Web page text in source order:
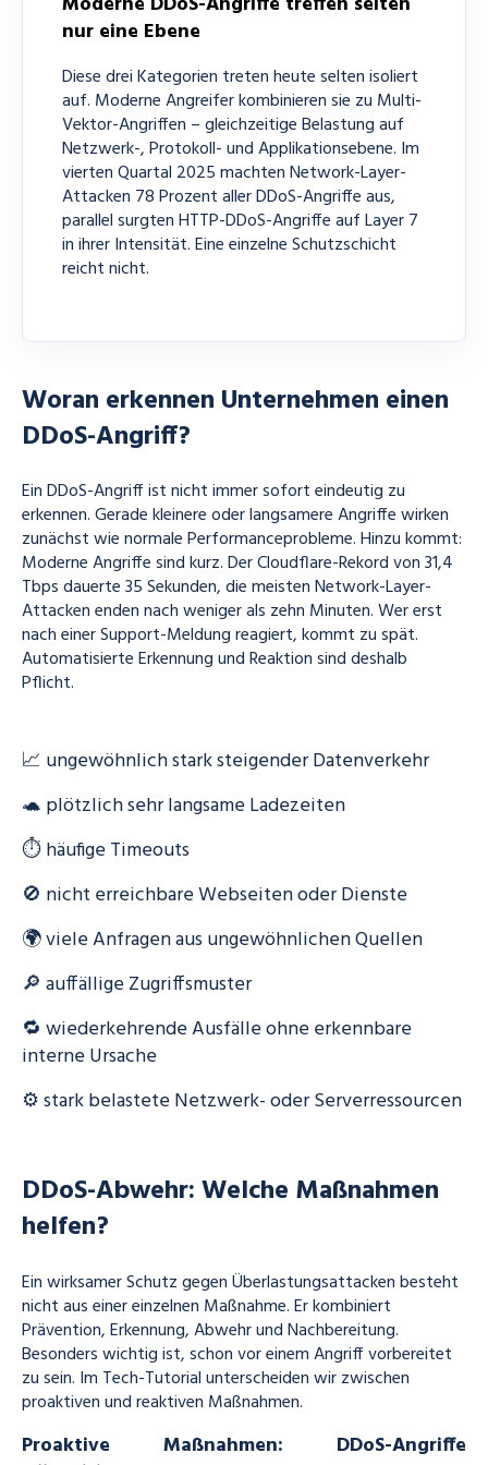
Bandbreitenangriffe, können aber trotzdem großen
Schaden verursachen. Der Grund: Die Anfragen wirken
auf den ersten Blick häufig legitim. Sie belasten jedoch
gezielt Funktionen, die für die Anwendung besonders
ressourcenintensiv sind.
nur eine Ebene
Diese drei Kategorien treten heute selten isoliert
auf. Moderne Angreifer kombinieren sie zu Multi-
Vektor-Angriffen – gleichzeitige Belastung auf
Netzwerk-, Protokoll- und Applikationsebene. Im
vierten Quartal 2025 machten Network-Layer-
Attacken 78 Prozent aller DDoS-Angriffe aus,
parallel surgten HTTP-DDoS-Angriffe auf Layer 7
in ihrer Intensität. Eine einzelne Schutzschicht
reicht nicht.
Woran erkennen Unternehmen einen
DDoS-Angriff?
Ein DDoS-Angriff ist nicht immer sofort eindeutig zu
erkennen. Gerade kleinere oder langsamere Angriffe wirken
zunächst wie normale Performanceprobleme. Hinzu kommt:
Moderne Angriffe sind kurz. Der Cloudflare-Rekord von 31,4
Tbps dauerte 35 Sekunden, die meisten Network-Layer-
Attacken enden nach weniger als zehn Minuten. Wer erst
nach einer Support-Meldung reagiert, kommt zu spät.
Automatisierte Erkennung und Reaktion sind deshalb
Pflicht.
📈 ungewöhnlich stark steigender Datenverkehr
🐢 plötzlich sehr langsame Ladezeiten
⏱️ häufige Timeouts
🚫 nicht erreichbare Webseiten oder Dienste
🌍 viele Anfragen aus ungewöhnlichen Quellen
🔎 auffällige Zugriffsmuster
🔁 wiederkehrende Ausfälle ohne erkennbare
interne Ursache
⚙️ stark belastete Netzwerk- oder Serverressourcen
DDoS-Abwehr: Welche Maßnahmen
helfen?
Ein wirksamer Schutz gegen Überlastungsattacken besteht
nicht aus einer einzelnen Maßnahme. Er kombiniert
Prävention, Erkennung, Abwehr und Nachbereitung.
Besonders wichtig ist, schon vor einem Angriff vorbereitet
zu sein. Im Tech-Tutorial unterscheiden wir zwischen
proaktiven und reaktiven Maßnahmen.
Proaktive Maßnahmen: DDoS-Angriffe